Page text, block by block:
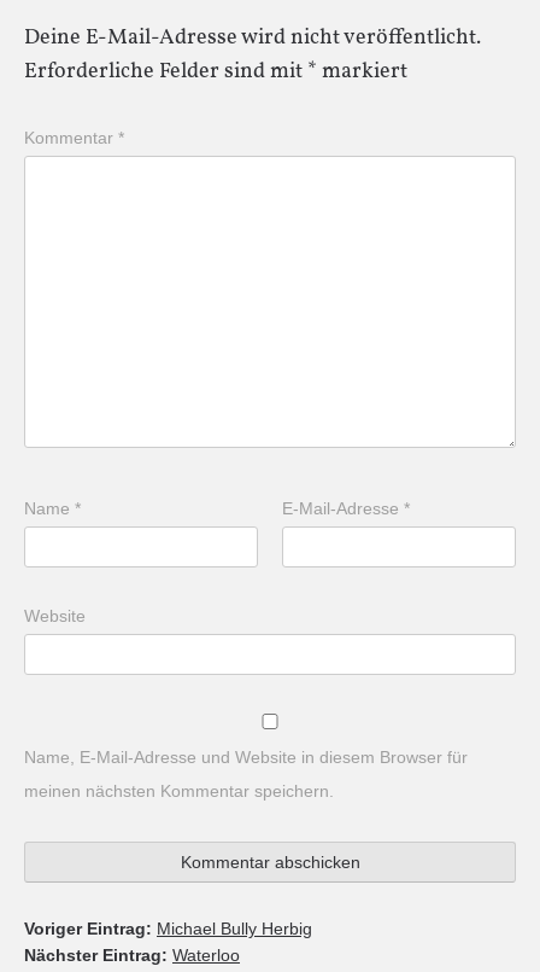
Deine E-Mail-Adresse wird nicht veröffentlicht.
Erforderliche Felder sind mit * markiert
Kommentar *
Name * E-Mail-Adresse*
Website
Name, E-Mail-Adresse und Website in diesem Browser für
meinen nächsten Kommentar speichern.
Voriger Eintrag: Michael Bully Herbig
Nächster Eintrag: Waterloo